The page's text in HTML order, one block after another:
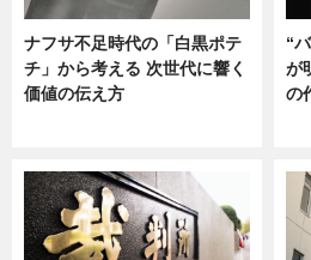
ナフサ不足時代の「白黒ポテ
チ」から考える 次世代に響く
価値の伝え方
“
が
の